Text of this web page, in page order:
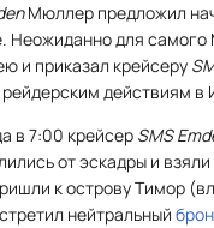
Мюллер предложил
Неожиданно для
и приказал крейсеру
действиям в
в 7:00 крейсер SMS
от эскадры и
к острову Тимор
нейтральный